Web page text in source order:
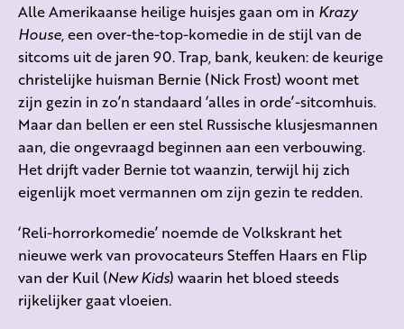
Alle Amerikaanse heilige huisjes gaan om in Krazy
House, een over-the-top-komedie in de stijl van de
sitcoms uit de jaren 90. Trap, bank, keuken: de keurige
christelijke huisman Bernie (Nick Frost) woont met
zijn gezin in zo’n standaard ‘alles in orde’-sitcomhuis.
Maar dan bellen er een stel Russische klusjesmannen
aan, die ongevraagd beginnen aan een verbouwing.
Het drijft vader Bernie tot waanzin, terwijl hij zich
eigenlijk moet vermannen om zijn gezin te redden.
‘Reli-horrorkomedie’ noemde de Volkskrant het
nieuwe werk van provocateurs Steffen Haars en Flip
van der Kuil (New Kids) waarin het bloed steeds
rijkelijker gaat vloeien.